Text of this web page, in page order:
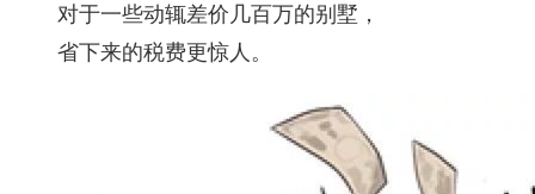
对于一些动辄差价几百万的别墅，
省下来的税费更惊人。